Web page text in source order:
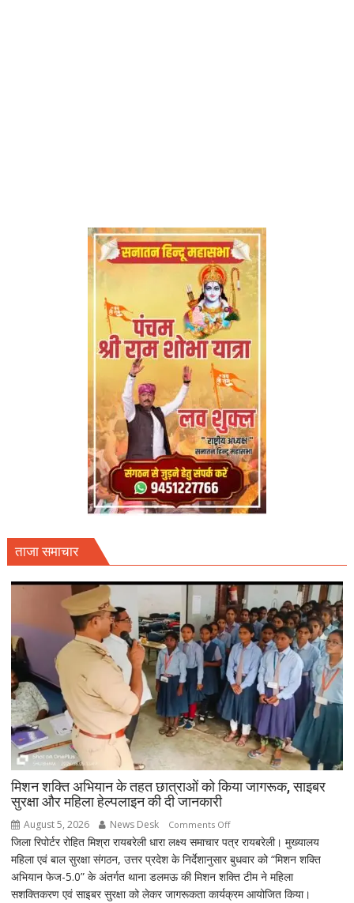
ताजा समाचार
मिशन शक्ति अभियान के तहत छात्राओं को किया जागरूक, साइबर
सुरक्षा और महिला हेल्पलाइन की दी जानकारी
August 5, 2026 News Desk Comments Offon
मिशन
शक्ति
अभियान
के
जिला रिपोर्टर रोहित मिश्रा रायबरेली धारा लक्ष्य समाचार पत्र रायबरेली। मुख्यालय
महिला एवं बाल सुरक्षा संगठन, उत्तर प्रदेश के निर्देशानुसार बुधवार को “मिशन शक्ति
अभियान फेज-5.0” के अंतर्गत थाना डलमऊ की मिशन शक्ति टीम ने महिला
सशक्तिकरण एवं साइबर सुरक्षा को लेकर जागरूकता कार्यक्रम आयोजित किया।